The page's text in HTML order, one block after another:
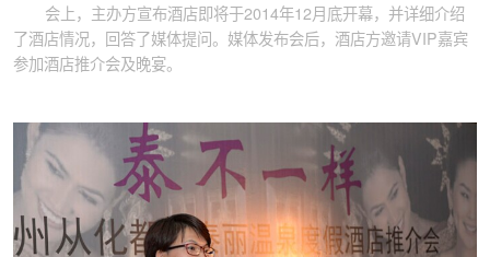
会上，主办方宣布酒店即将于2014年12月底开幕，并详细介绍
了酒店情况，回答了媒体提问。媒体发布会后，酒店方邀请VIP嘉宾
参加酒店推介会及晚宴。